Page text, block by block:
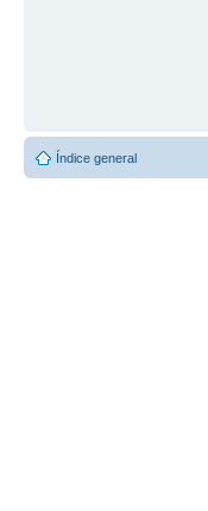
Índice general